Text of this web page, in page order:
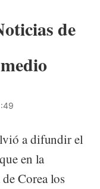
de
a difundir el
en la
Corea los